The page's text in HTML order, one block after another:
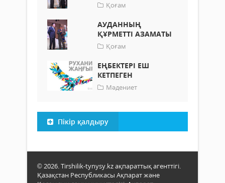
Қоғам
АУДАННЫҢ
ҚҰРМЕТТІ АЗАМАТЫ
Қоғам
ЕҢБЕКТЕРІ ЕШ
КЕТПЕГЕН
Мәдениет
Пікір қалдыру
© 2026. Tirshilik-tynysy.kz ақпараттық агенттігі.
Қазақстан Республикасы Ақпарат және